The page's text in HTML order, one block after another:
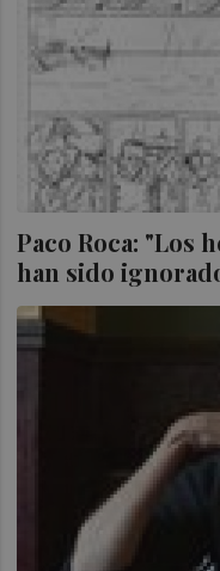
Paco Roca: "Los
han sido